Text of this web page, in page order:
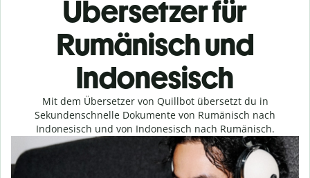
Übersetzer für
Rumänisch und
Indonesisch
Mit dem Übersetzer von Quillbot übersetzt du in
Sekundenschnelle Dokumente von Rumänisch nach
Indonesisch und von Indonesisch nach Rumänisch.